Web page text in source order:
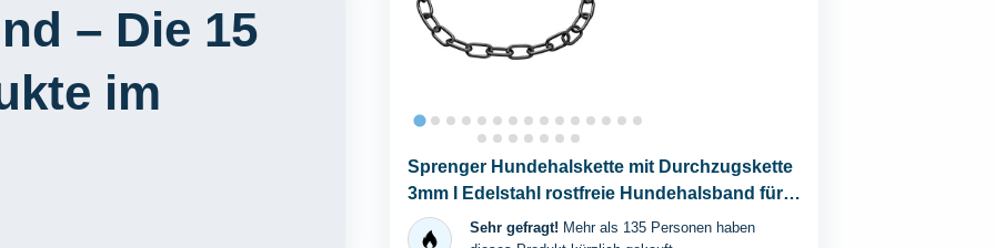
– Die 15
im
Sprenger Hundehalskette mit Durchzugskette
3mm I Edelstahl rostfreie Hundehalsband für
kurz- und...Sehr gefragt! Mehr als 135 Personen haben